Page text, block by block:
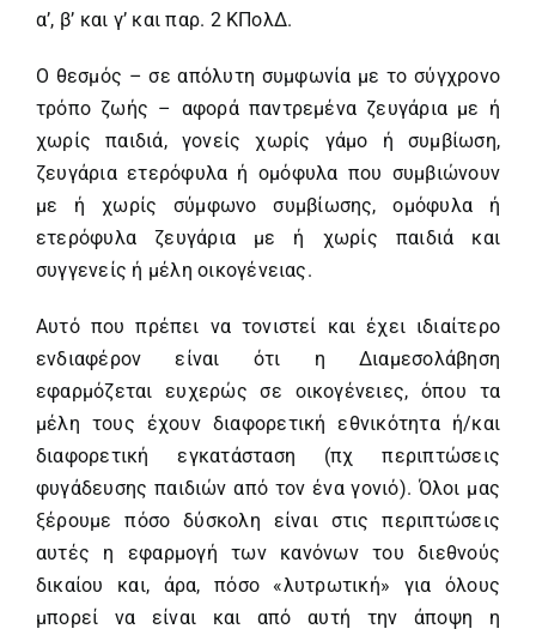
α’, β’ και γ’ και παρ. 2 ΚΠολΔ.
Ο θεσμός – σε απόλυτη συμφωνία με το σύγχρονο
τρόπο ζωής – αφορά παντρεμένα ζευγάρια με ή
χωρίς παιδιά, γονείς χωρίς γάμο ή συμβίωση,
ζευγάρια ετερόφυλα ή ομόφυλα που συμβιώνουν
με ή χωρίς σύμφωνο συμβίωσης, ομόφυλα ή
ετερόφυλα ζευγάρια με ή χωρίς παιδιά και
συγγενείς ή μέλη οικογένειας.
Αυτό που πρέπει να τονιστεί και έχει ιδιαίτερο
ενδιαφέρον είναι ότι η Διαμεσολάβηση
εφαρμόζεται ευχερώς σε οικογένειες, όπου τα
μέλη τους έχουν διαφορετική εθνικότητα ή/και
διαφορετική εγκατάσταση (πχ περιπτώσεις
φυγάδευσης παιδιών από τον ένα γονιό). Όλοι μας
ξέρουμε πόσο δύσκολη είναι στις περιπτώσεις
αυτές η εφαρμογή των κανόνων του διεθνούς
δικαίου και, άρα, πόσο «λυτρωτική» για όλους
μπορεί να είναι και από αυτή την άποψη η